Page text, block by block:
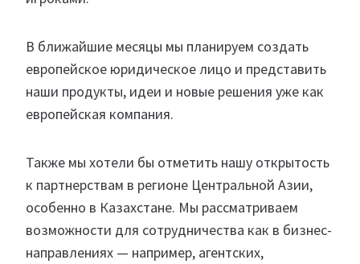
В ближайшие месяцы мы планируем создать
европейское юридическое лицо и представить
наши продукты, идеи и новые решения уже как
европейская компания.
Также мы хотели бы отметить нашу открытость
к партнерствам в регионе Центральной Азии,
особенно в Казахстане. Мы рассматриваем
возможности для сотрудничества как в бизнес-
направлениях — например, агентских,